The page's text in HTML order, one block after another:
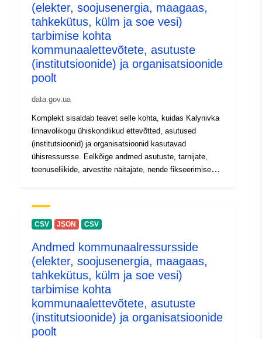
uriRef:
http://data.europa.eu/88u/dataset/
ccfe-4d52-a56c-83cdf4166dd9
Versiooni teave: 1.0
(elekter, soojusenergia, maagaas,
tahkekütus, külm ja soe vesi)
tarbimise kohta
kommunaalettevõtete, asutuste
(institutsioonide) ja organisatsioonide
poolt
data.gov.ua
Komplekt sisaldab teavet selle kohta, kuidas Kalynivka
linnavolikogu ühiskondlikud ettevõtted, asutused
(institutsioonid) ja organisatsioonid kasutavad
ühisressursse. Eelkõige andmed asutuste, tarnijate,
teenuseliikide, arvestite näitajate, nende fikseerimise
CSV JSON CSV
Andmed kommunaalressursside
(elekter, soojusenergia, maagaas,
tahkekütus, külm ja soe vesi)
tarbimise kohta
kommunaalettevõtete, asutuste
(institutsioonide) ja organisatsioonide
poolt